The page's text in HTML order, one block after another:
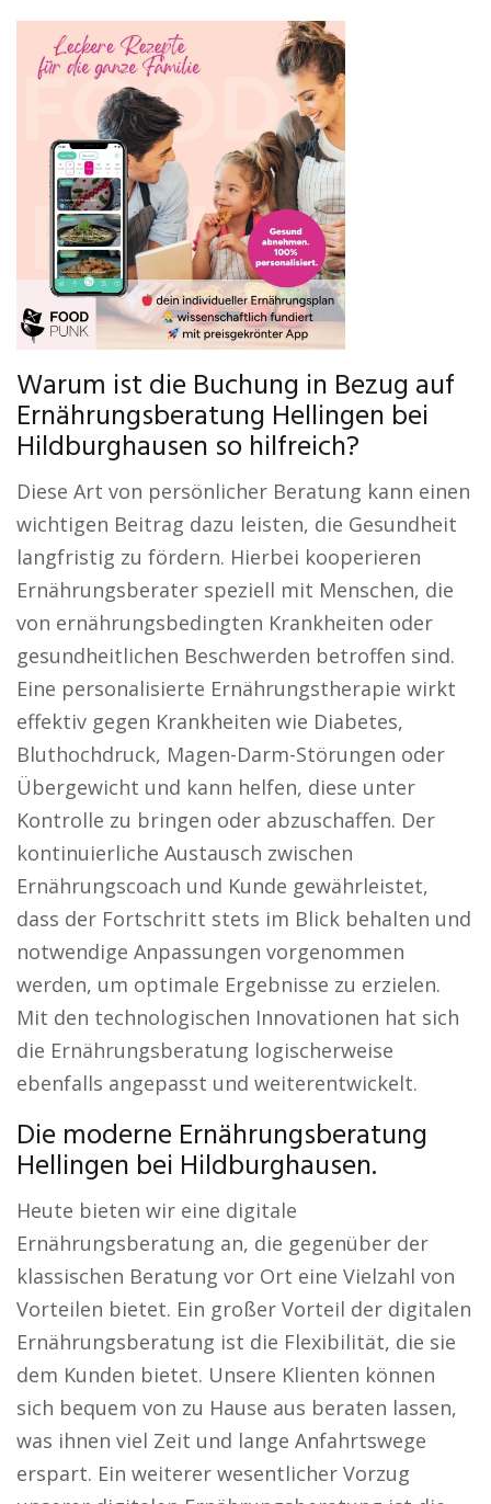
Warum ist die Buchung in Bezug auf
Ernährungsberatung Hellingen bei
Hildburghausen so hilfreich?
Diese Art von persönlicher Beratung kann einen
wichtigen Beitrag dazu leisten, die Gesundheit
langfristig zu fördern. Hierbei kooperieren
Ernährungsberater speziell mit Menschen, die
von ernährungsbedingten Krankheiten oder
gesundheitlichen Beschwerden betroffen sind.
Eine personalisierte Ernährungstherapie wirkt
effektiv gegen Krankheiten wie Diabetes,
Bluthochdruck, Magen-Darm-Störungen oder
Übergewicht und kann helfen, diese unter
Kontrolle zu bringen oder abzuschaffen. Der
kontinuierliche Austausch zwischen
Ernährungscoach und Kunde gewährleistet,
dass der Fortschritt stets im Blick behalten und
notwendige Anpassungen vorgenommen
werden, um optimale Ergebnisse zu erzielen.
Mit den technologischen Innovationen hat sich
die Ernährungsberatung logischerweise
ebenfalls angepasst und weiterentwickelt.
Die moderne Ernährungsberatung
Hellingen bei Hildburghausen.
Heute bieten wir eine digitale
Ernährungsberatung an, die gegenüber der
klassischen Beratung vor Ort eine Vielzahl von
Vorteilen bietet. Ein großer Vorteil der digitalen
Ernährungsberatung ist die Flexibilität, die sie
dem Kunden bietet. Unsere Klienten können
sich bequem von zu Hause aus beraten lassen,
was ihnen viel Zeit und lange Anfahrtswege
erspart. Ein weiterer wesentlicher Vorzug